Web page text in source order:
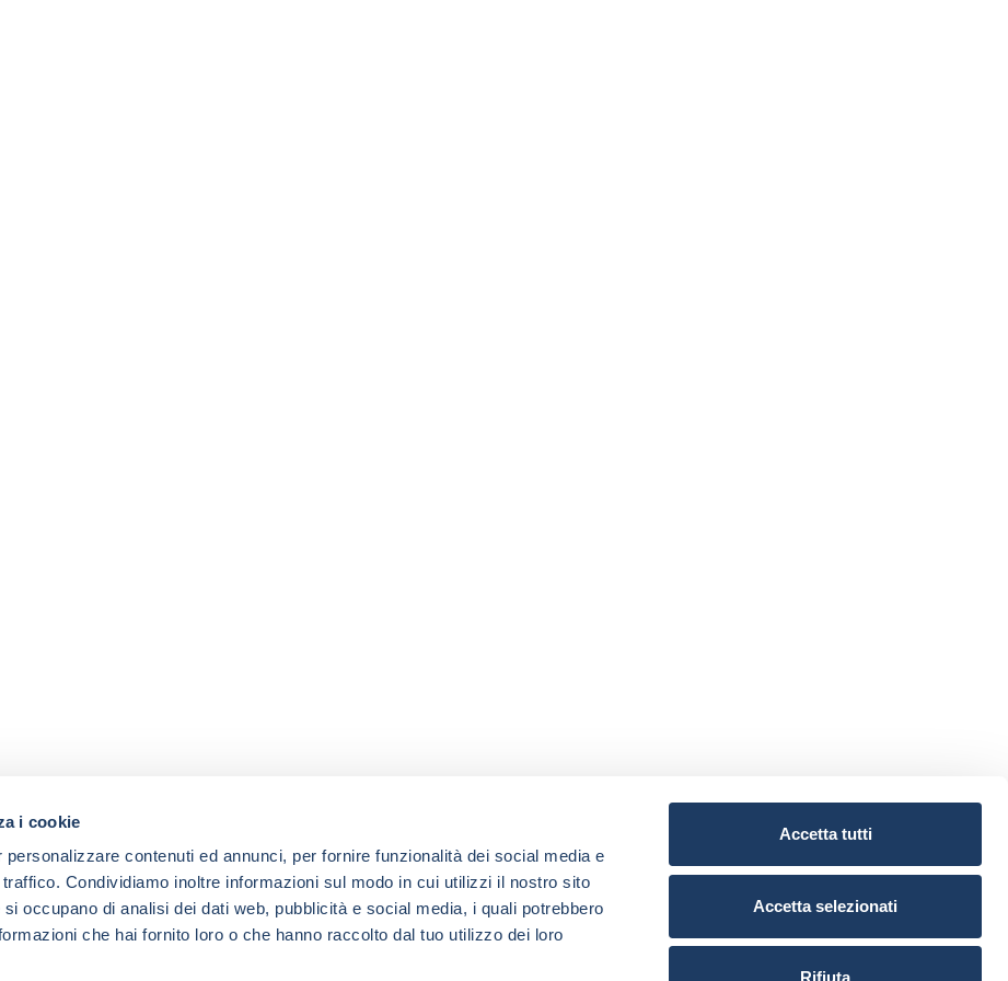
i cookie
contenuti ed annunci, per fornire funzionalità dei social media e
Condividiamo inoltre informazioni sul modo in cui utilizzi il nostro sito
occupano di analisi dei dati web, pubblicità e social media, i quali potrebbero
che hai fornito loro o che hanno raccolto dal tuo utilizzo dei loro
Accetta tutti
Accetta selezionati
Rifiuta